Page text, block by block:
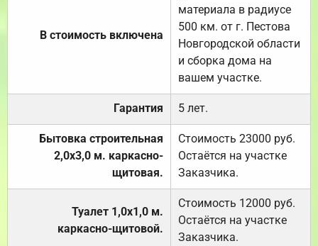
В стоимость включена
материала в радиусе
500 км. от г. Пестова
Новгородской области
и сборка дома на
вашем участке.
Гарантия 5 лет.
Бытовка строительная
2,0х3,0 м. каркасно-
щитовая.
Стоимость 23000 руб.
Остаётся на участке
Заказчика.
Туалет 1,0х1,0 м.
каркасно-щитовой.
Стоимость 12000 руб.
Остаётся на участке
Заказчика.